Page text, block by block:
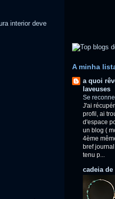
interior deve
A minha
a quoi
laveuses
Se
J'ai
profil, ai
d'espace
un blog (
4ème
bref
tenu p...
cadeia de